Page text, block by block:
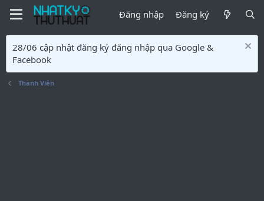
Đăng nhập Đăng ký
28/06 cập nhật đăng ký đăng nhập qua Google &
Facebook
Thành Viên